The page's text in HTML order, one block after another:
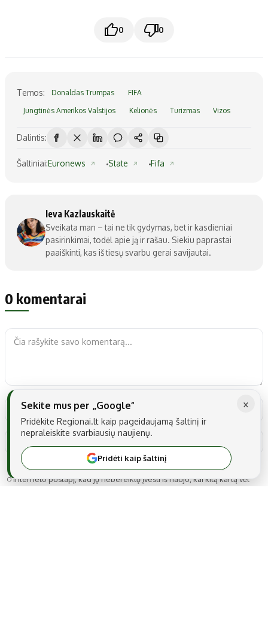
0 0
Temos: Donaldas Trumpas FIFA
Jungtinės Amerikos Valstijos Kelionės Turizmas Vizos
Dalintis:
Šaltiniai:Euronews State Fifa
Ieva Kazlauskaitė
Sveikata man – tai ne tik gydymas, bet ir kasdieniai
pasirinkimai, todėl apie ją ir rašau. Siekiu paprastai
paaiškinti, kas iš tiesų svarbu gerai savijautai.
0 komentarai
Noriu savo interneto naršyklėje išsaugoti vardą, el. pašto adresą ir
interneto puslapį, kad jų nebereiktų įvesti iš naujo, kai kitą kartą vėl
×
Sekite mus per „Google“
Pridėkite Regionai.lt kaip pageidaujamą šaltinį ir
nepraleiskite svarbiausių naujienų.
Pridėti kaip šaltinį